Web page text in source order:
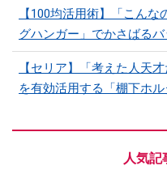
【100均活用術】「こん
グハンガー」でかさばる
【セリア】「考えた人天
を有効活用する「棚下ホ